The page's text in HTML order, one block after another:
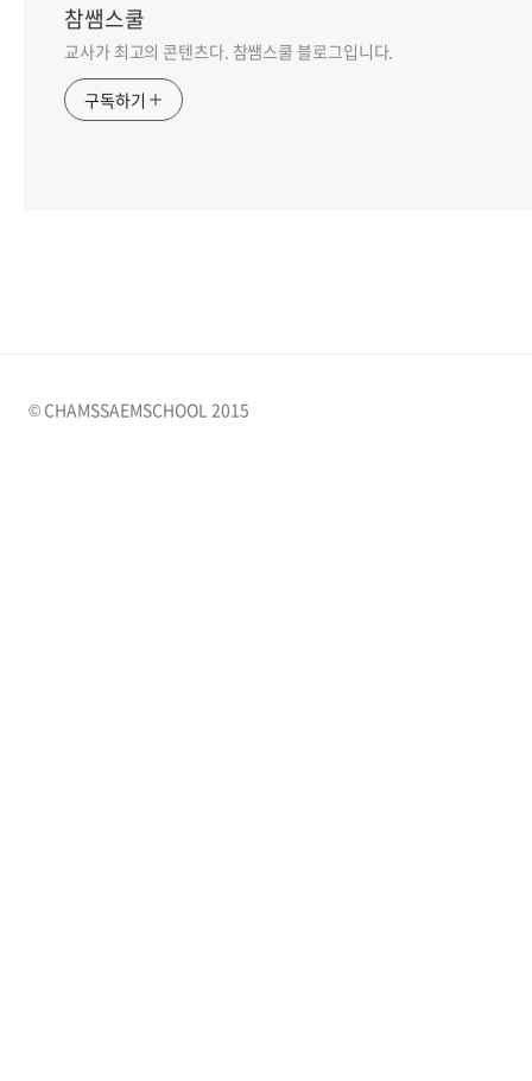
참쌤스쿨
교사가 최고의 콘텐츠다. 참쌤스쿨 블로그입니다.
구독하기
© CHAMSSAEMSCHOOL 2015